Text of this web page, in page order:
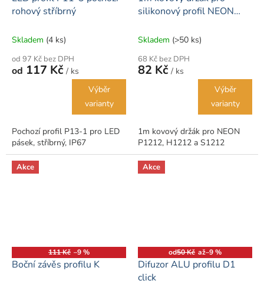
rohový stříbrný
Skladem (4 ks)
od 97 Kč bez DPH
od 117 Kč / ks
Výběr
varianty
Pochozí profil P13-1 pro LED
pásek, stříbrný, IP67
silikonový profil NEON
Skladem (>50 ks)
68 Kč bez DPH
82 Kč / ks
Výběr
varianty
1m kovový držák pro NEON
P1212, H1212 a S1212
Akce
111 Kč –9 %
Boční závěs profilu K
Akce
od50 Kč až–9 %
Difuzor ALU profilu D1
click